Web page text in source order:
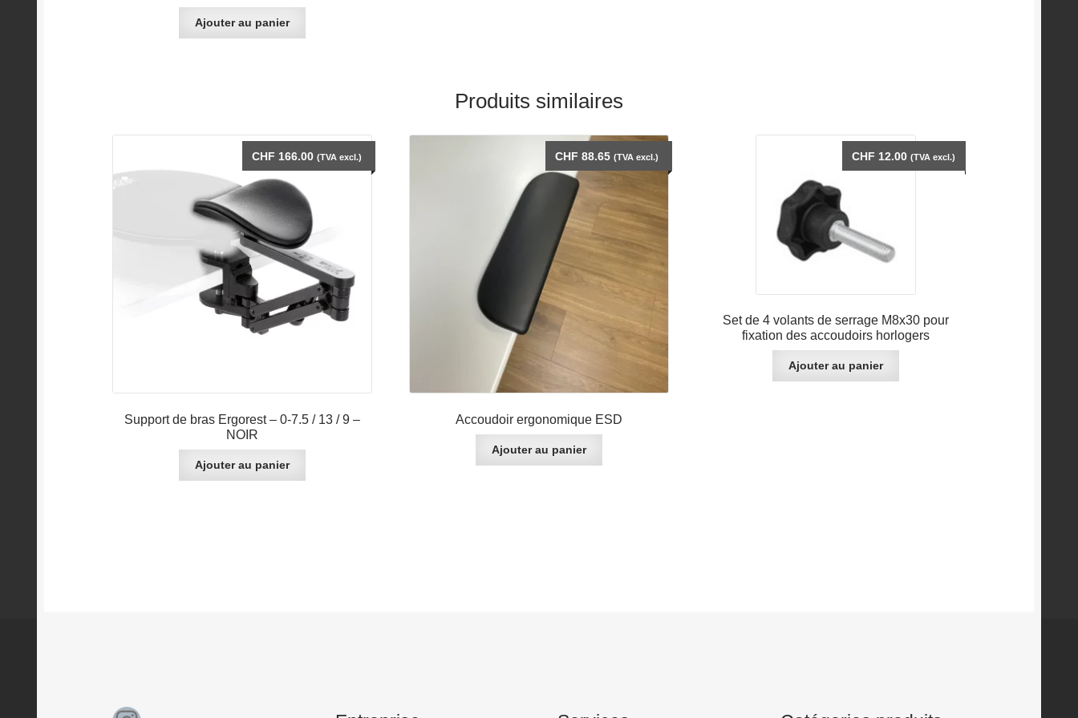
Ajouter au panier
Produits similaires
Support de bras Ergorest – 0-7.5 / 13 / 9 –
NOIR
CHF 166.00 (TVA excl.)
Ajouter au panier
Accoudoir ergonomique ESD
CHF 88.65 (TVA excl.)
Ajouter au panier
Set de 4 volants de serrage M8x30 pour
fixation des accoudoirs horlogers
CHF 12.00 (TVA excl.)
Ajouter au panier